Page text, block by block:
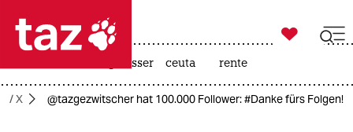
 taz zahl ich
taz zahl ich

taz zahl ich
niedrigwasser ceuta rente
/ X @tazgezwitscher hat 100.000 Follower: #Danke fürs Folgen!